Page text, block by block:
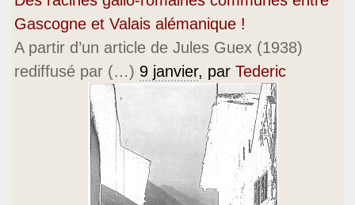
Gascogne et Valais alémanique !
A partir d’un article de Jules Guex (1938)
rediffusé par (…) 9 janvier, par Tederic